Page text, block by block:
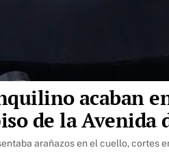
acaban
de la Avenida
arañazos en el cuello, cortes